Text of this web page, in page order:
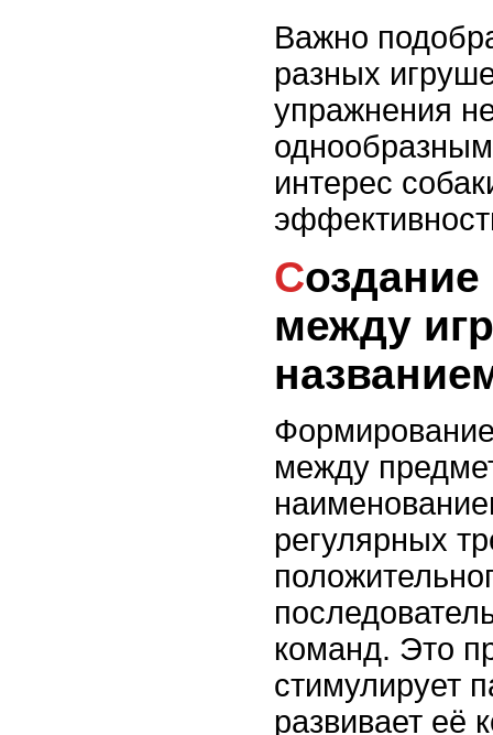
Важно
разных
упражнения
интерес
Создание ассоциации
между
между
регулярных
команд. Это
стимулирует
развивает её